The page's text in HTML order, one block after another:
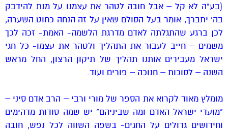
{בע"ה לא קל – אבל חובה לטהר את עצמנו על מנת להידבק
בה' יתברך, אומר בעל הסולם שאין על זה הנחה כחוט השערה,
לכן ברגע שהתגלתה לאדם מדרגת הלשמה- האמת- זכה לכך
משמים – חייב לעבור את התהליך ולטהר את עצמו- כל חגי
ישראל מעבירים אותנו תהליך של תיקון הרצון, החל מראש
השנה – לסוכות – חנוכה – פורים ועוד.
מומלץ מאוד לקרוא את הספר של מורי ורבי – הרב אדם סיני –
"מועדי ישראל האדם ומה שביניהם" יש שמה סודות מדהימים
וחידושים גדולים על החגים- בשפה השווה לכל נפש, חובה